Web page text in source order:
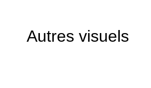
Autres visuels